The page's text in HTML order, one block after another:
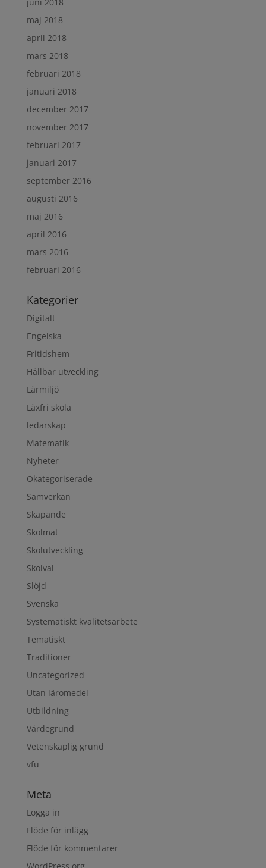
maj 2018
april 2018
mars 2018
februari 2018
januari 2018
december 2017
november 2017
februari 2017
januari 2017
september 2016
augusti 2016
maj 2016
april 2016
mars 2016
februari 2016
Kategorier
Digitalt
Engelska
Fritidshem
Hållbar utveckling
Lärmiljö
Läxfri skola
ledarskap
Matematik
Nyheter
Okategoriserade
Samverkan
Skapande
Skolmat
Skolutveckling
Skolval
Slöjd
Svenska
Systematiskt kvalitetsarbete
Tematiskt
Traditioner
Uncategorized
Utan läromedel
Utbildning
Värdegrund
Vetenskaplig grund
vfu
Meta
Logga in
Flöde för inlägg
Flöde för kommentarer